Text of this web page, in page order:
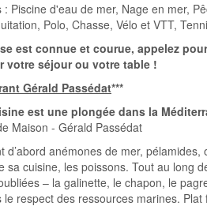
: Piscine d'eau de mer, Nage en mer,
Polo, Chasse, Vélo et VTT,
est connue et courue, appelez
votre séjour ou votre table !
Gérald Passédat***
est une plongée dans la
Maison - Gérald Passédat
d’abord anémones de mer,
sa cuisine, les poissons. Tout au long
– la galinette, le chapon, le
le respect des ressources marines.